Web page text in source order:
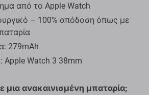
από το Apple Watch
– 100% απόδοση όπως με
279mAh
Apple Watch 3 38mm
μια ανακαινισμένη μπαταρία;